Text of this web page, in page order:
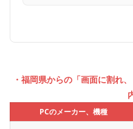
・福岡県からの「画面に割れ
PCのメーカー、機種